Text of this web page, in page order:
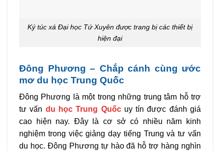
Ký túc xá Đại học Tứ Xuyên được trang bị các thiết bị
hiện đại
Đông Phương – Chắp cánh cùng ước
mơ du học Trung Quốc
Đông Phương là một trong những trung tâm hỗ trợ
tư vấn du học Trung Quốcuy tín được đánh giá
cao hiện nay. Đây là cơ sở có nhiều năm kinh
nghiệm trong việc giảng dạy tiếng Trung và tư vấn
du học. Đông Phương tự hào đã hỗ trợ hàng nghìn